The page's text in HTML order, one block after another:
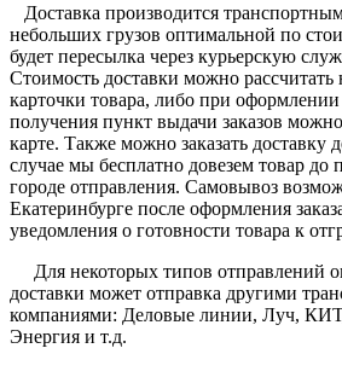
Доставка производится
небольших грузов оптимальной по
будет пересылка через курьерскую
Стоимость доставки можно рассчитать
карточки товара, либо при оформлении
получения пункт выдачи заказов
карте. Также можно заказать доставку
случае мы бесплатно довезем товар до
городе отправления. Самовывоз
Екатеринбурге после оформления
уведомления о готовности товара к
Для некоторых типов отправлений
доставки может отправка другими
компаниями: Деловые линии, Луч,
Энергия и т.д.